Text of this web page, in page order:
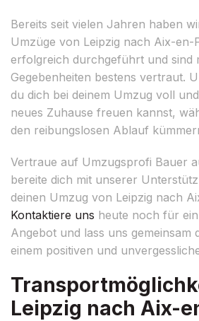
Bereits seit vielen Jahren haben
Umzüge von Leipzig nach Aix-en-
erfolgreich durchgeführt und sind
Gegebenheiten bestens vertraut.
du dich bei deinem Umzug voll
neues Zuhause freuen kannst,
den reibungslosen Ablauf
Vertraue auf Umzugsprofi Bauer
bereite dich mit unserer
deinen Umzug von Leipzig nach
Kontaktiere uns heute noch für
Angebot und lass uns gemeinsam
einem positiven und
Leipzig nach Aix-